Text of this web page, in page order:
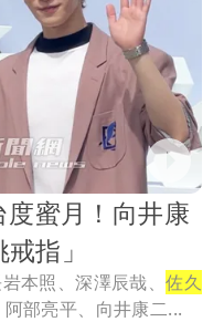
蜜月！向井康
指」
本照、深澤辰哉、佐久
部亮平、向井康二...